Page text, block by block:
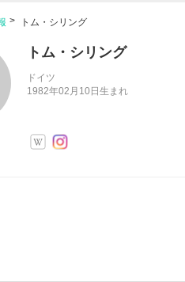
トム・シリング
トム・シリング
ドイツ
1982年02月10日生まれ